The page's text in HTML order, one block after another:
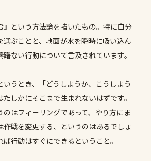
という方法論を描いたもの。特に自分
選ぶことと、地面が水を瞬時に吸い込ん
ない行動について言及されています。
うとき、「どうしようか、こうしよう
しかにそこまで生まれないはずです。
のはフィーリングであって、やり方にま
作戦を変更する、というのはあるでしょ
行動はすぐにできるということ。